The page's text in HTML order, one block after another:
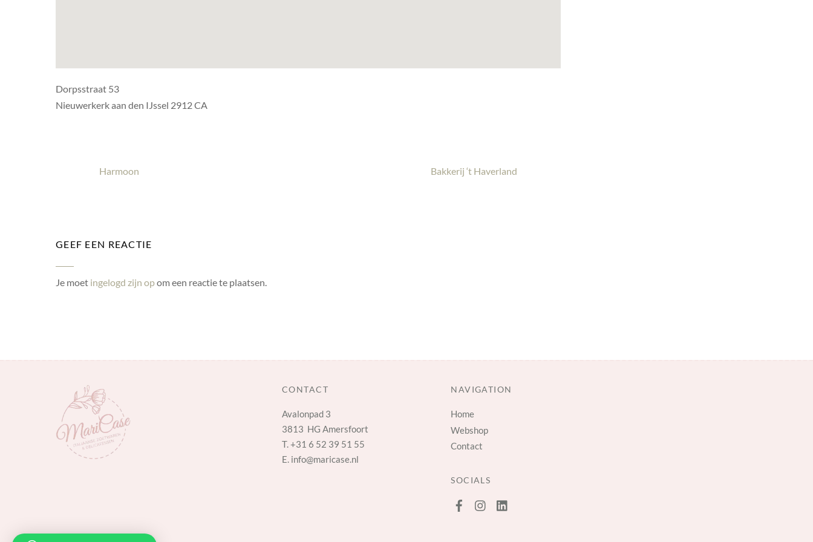
Dorpsstraat 53
Nieuwerkerk aan den IJssel 2912 CA
Harmoon Bakkerij ‘t Haverland
GEEF EEN REACTIE
Je moet ingelogd zijn opom een reactie te plaatsen.
CONTACT
Avalonpad 3
3813 HG Amersfoort
T.+31 6 52 39 51 55
E. info@maricase.nl
NAVIGATION
Home
Webshop
Contact
SOCIALS